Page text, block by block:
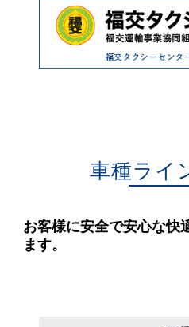
車種ライ
お客様に安全で安心な快
ます。